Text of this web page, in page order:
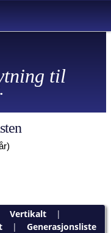
til
Vertikalt|
| Generasjonsliste